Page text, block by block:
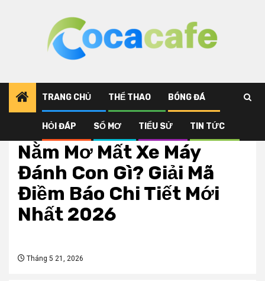
TRANG CHỦ THỂ THAO BÓNG ĐÁ
HỎI ĐÁP SỔ MƠ TIỂU SỬ TIN TỨC
Nằm Mơ Mất Xe Máy
Đánh Con Gì? Giải Mã
Điềm Báo Chi Tiết Mới
Nhất 2026
Tháng 5 21, 2026